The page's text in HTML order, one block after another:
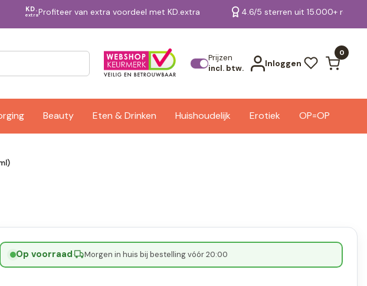
KD.
extraProfiteer van extra voordeel met KD.extra 4.6/5 sterren uit 15.000+
Prijzen
incl. btw.
Inloggen
0
Beauty Eten & Drinken Huishoudelijk Erotiek OP=OP
Bekijk alle resultaten
Op voorraad· Morgen in huis bij bestelling vóór 20:00